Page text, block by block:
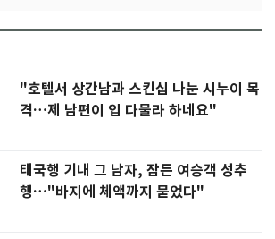
"호텔서 상간남과 스킨십 나눈 시누이 목
격…제 남편이 입 다물라 하네요"
태국행 기내 그 남자, 잠든 여승객 성추
행…"바지에 체액까지 묻었다"